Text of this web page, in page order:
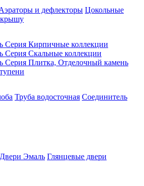
и дефлекторы Цокольные
Серия Кирпичные коллекции
Серия Скальные коллекции
Серия Плитка, Отделочный камень
Труба водосточная Соединитель
Двери Эмаль Глянцевые двери